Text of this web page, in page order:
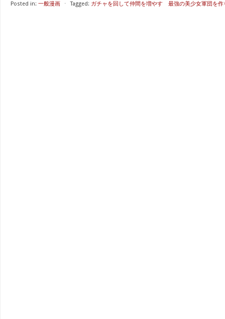
Posted in: 一般漫画 ⋅ Tagged: ガチャを回して仲間を増やす 最強の美少女軍団を作